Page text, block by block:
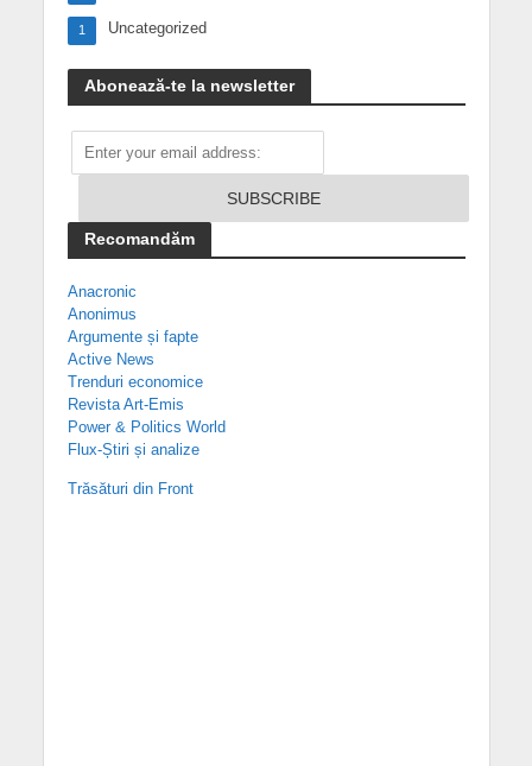
Uncategorized
1
Abonează-te la newsletter
Recomandăm
Anacronic
Anonimus
Argumente și fapte
Active News
Trenduri economice
Revista Art-Emis
Power & Politics World
Flux-Știri și analize
Trăsături din Front